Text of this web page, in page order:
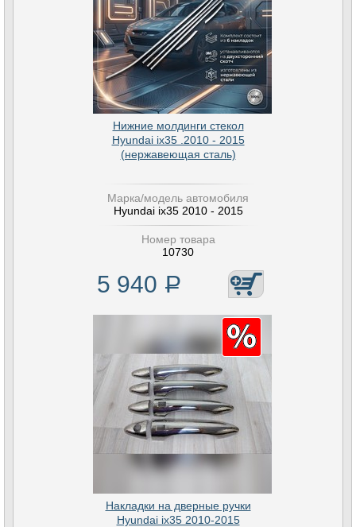
Нижние молдинги стекол
Hyundai ix35 .2010 - 2015
(нержавеющая сталь)
Марка/модель автомобиля
Hyundai ix35 2010 - 2015
Номер товара
10730
5 940 Р
Накладки на дверные ручки
Hyundai ix35 2010-2015